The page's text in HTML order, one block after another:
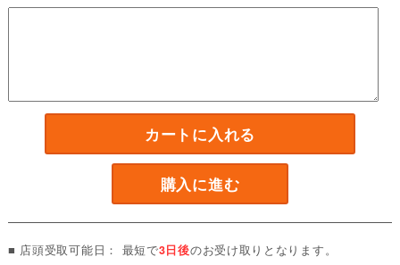
カートに入れる
購入に進む
■ 店頭受取可能日： 最短で3日後のお受け取りとなります。